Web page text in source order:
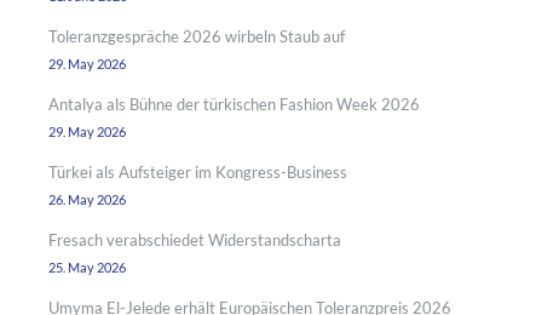
Toleranzgespräche 2026 wirbeln Staub auf
29. May 2026
Antalya als Bühne der türkischen Fashion Week 2026
29. May 2026
Türkei als Aufsteiger im Kongress-Business
26. May 2026
Fresach verabschiedet Widerstandscharta
25. May 2026
Umyma El-Jelede erhält Europäischen Toleranzpreis 2026